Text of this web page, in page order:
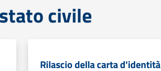
civile
Rilascio della carta d'identità